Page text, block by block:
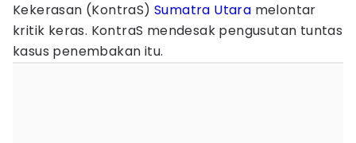
Kekerasan (KontraS) Sumatra Utara melontar
kritik keras. KontraS mendesak pengusutan tuntas
kasus penembakan itu.